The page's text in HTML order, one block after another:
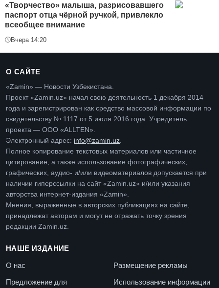
«Творчество» малыша, разрисовавшего
паспорт отца чёрной ручкой, привлекло
всеобщее внимание
Вчера 14:20
О САЙТЕ
«Zamin» — Новости Узбекистана.
Проект «Zamin.uz» начал свою деятельность 1 декабря 2014
года и зарегистрирован как средство массовой информации по
свидетельству № 1117 от 5 июля 2016 года. Учредитель
проекта — ООО «ALLTEN».
Электронный адрес: info@zamin.uz
Полное копирование текстовых материалов или частичное
цитирование, а также использование фотографических,
графических, аудио- и/или видеоматериалов допускается при
наличии гиперссылки на сайт «Zamin.uz» и/или указания
авторства интернет-издания «Zamin».
Мнения, выраженные в авторских публикациях на сайте,
принадлежат авторам и могут не отражать точку зрения
редакции Zamin.uz.
НАШЕ ИЗДАНИЕ
О нас
Размещение рекламы
Предложение для
Использование информации